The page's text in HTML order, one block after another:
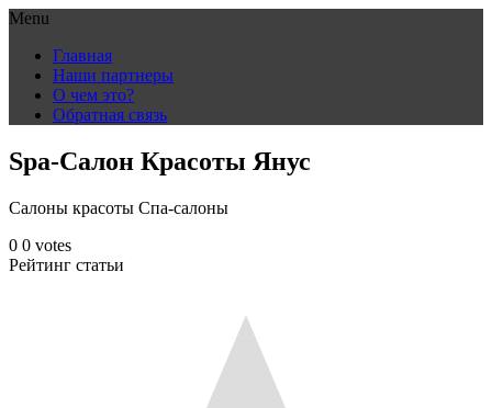
Menu
content
Главная
Наши партнеры
О чем это?
Обратная связь
Spa-Салон Красоты Янус
Салоны красоты Спа-салоны
0 0 votes
Рейтинг статьи